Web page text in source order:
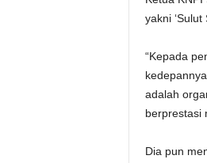
yakni ‘Sulut
“Kepada
adalah
berprestasi
Dia pun